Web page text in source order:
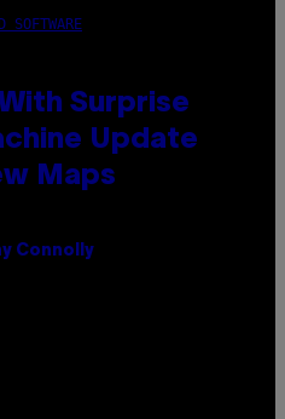
SOFTWARE
Surprise
Update
Maps
Connolly